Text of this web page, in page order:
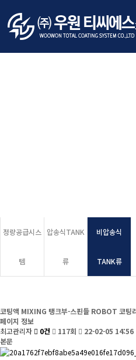
정량공급시스
템
압송식TANK
류
비압송식
TANK류
코팅액 MIXING 탱크부-스핀들 ROBOT 코팅
페이지 정보
최고관리자
0건 117회
22-02-05 14:56
본문